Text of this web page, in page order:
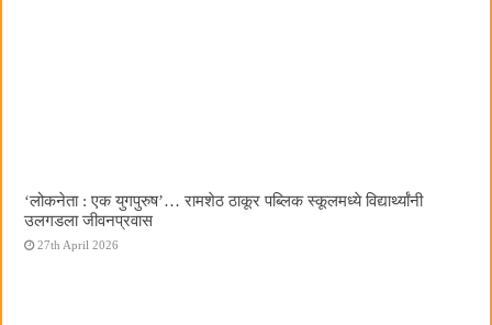
‌‘लोकनेता : एक युगपुरुष‌’… रामशेठ ठाकूर पब्लिक स्कूलमध्ये विद्यार्थ्यांनी
उलगडला जीवनप्रवास
27th April 2026